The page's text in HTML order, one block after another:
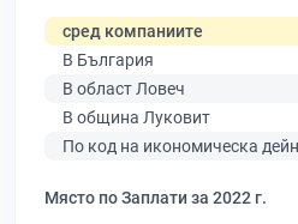
сред компаниите
В България
В област Ловеч
В община Луковит
По код на икономическа
Място по Заплати за 2022 г.